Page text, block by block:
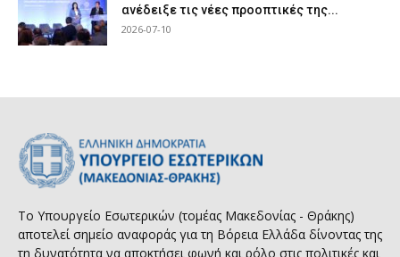
ανέδειξε τις νέες προοπτικές της...
2026-07-10
Το Υπουργείο Εσωτερικών (τομέας Μακεδονίας - Θράκης)
αποτελεί σημείο αναφοράς για τη Βόρεια Ελλάδα δίνοντας της
τη δυνατότητα να αποκτήσει φωνή και ρόλο στις πολιτικές και